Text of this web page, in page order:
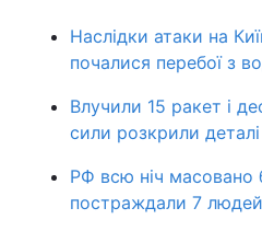
Наслідки атаки на
почалися перебої з
Влучили 15 ракет і
сили розкрили
РФ всю ніч масовано
постраждали 7